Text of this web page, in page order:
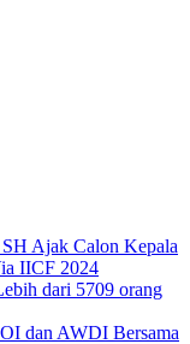
Ajak Calon Kepala
IICF 2024
dari 5709 orang
dan AWDI Bersama